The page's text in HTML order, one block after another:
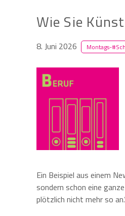
Wie Sie
8. Juni 2026 Montags-
Ein Beispiel aus einem
sondern schon eine
plötzlich nicht mehr so